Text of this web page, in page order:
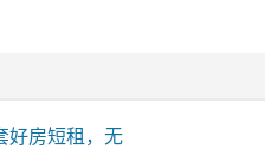
好房短租，无